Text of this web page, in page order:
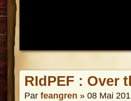
RIdPEF : Over
Par feangren » 08 Mai